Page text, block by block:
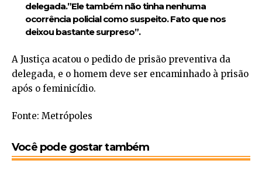
delegada.”Ele também não tinha nenhuma
ocorrência policial como suspeito. Fato que nos
deixou bastante surpreso”.
A Justiça acatou o pedido de prisão preventiva da
delegada, e o homem deve ser encaminhado à prisão
após o feminicídio.
Fonte: Metrópoles
Você pode gostar também